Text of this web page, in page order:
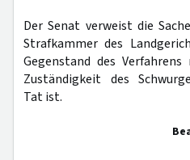
Der Senat verweist die
Strafkammer des
Gegenstand des
Zuständigkeit des
Tat ist.